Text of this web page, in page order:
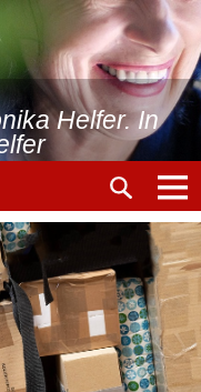
Helfer. In